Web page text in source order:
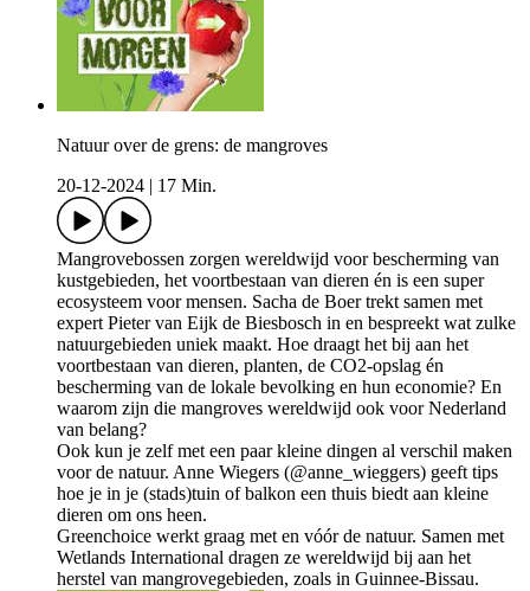
Natuur over de grens: de mangroves
20-12-2024
17 Min.
Mangrovebossen zorgen wereldwijd voor bescherming van
kustgebieden, het voortbestaan van dieren én is een super
ecosysteem voor mensen. Sacha de Boer trekt samen met
expert Pieter van Eijk de Biesbosch in en bespreekt wat zulke
natuurgebieden uniek maakt. Hoe draagt het bij aan het
voortbestaan van dieren, planten, de CO2-opslag én
bescherming van de lokale bevolking en hun economie? En
waarom zijn die mangroves wereldwijd ook voor Nederland
van belang?
Ook kun je zelf met een paar kleine dingen al verschil maken
voor de natuur. Anne Wiegers (@anne_wieggers) geeft tips
hoe je in je (stads)tuin of balkon een thuis biedt aan kleine
dieren om ons heen.
Greenchoice werkt graag met en vóór de natuur. Samen met
Wetlands International dragen ze wereldwijd bij aan het
herstel van mangrovegebieden, zoals in Guinnee-Bissau.